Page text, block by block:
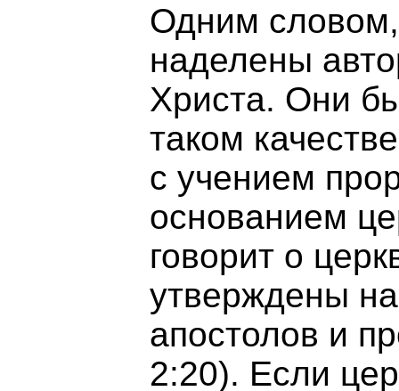
Одним
наделены
Христа. Они
таком
с учением
основанием
говорит о
утверждены
апостолов и
2:20). Если